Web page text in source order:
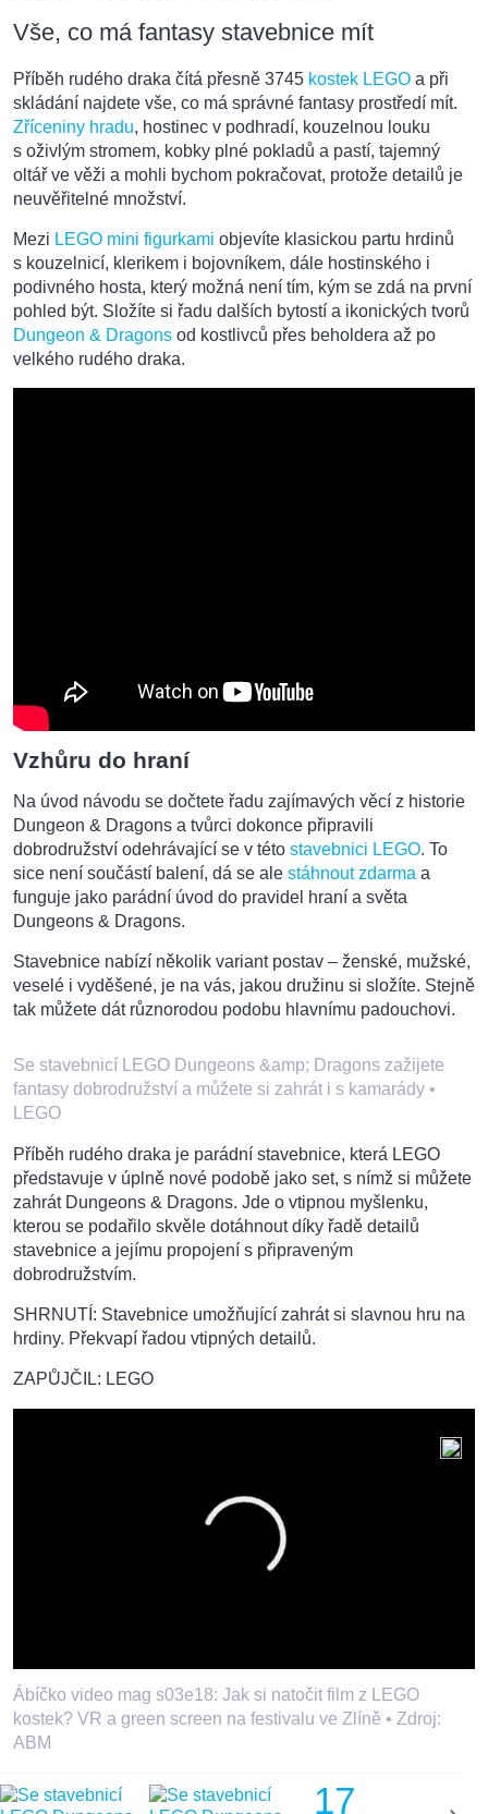
Vše, co má fantasy stavebnice mít
Příběh rudého draka čítá přesně 3745 kostek LEGO a při
skládání najdete vše, co má správné fantasy prostředí mít.
Zříceniny hradu, hostinec v podhradí, kouzelnou louku
s oživlým stromem, kobky plné pokladů a pastí, tajemný
oltář ve věži a mohli bychom pokračovat, protože detailů je
neuvěřitelné množství.
Mezi LEGO mini figurkami objevíte klasickou partu hrdinů
s kouzelnicí, klerikem i bojovníkem, dále hostinského i
podivného hosta, který možná není tím, kým se zdá na první
pohled být. Složíte si řadu dalších bytostí a ikonických tvorů
Dungeon & Dragons od kostlivců přes beholdera až po
velkého rudého draka.
Vzhůru do hraní
Na úvod návodu se dočtete řadu zajímavých věcí z historie
Dungeon & Dragons a tvůrci dokonce připravili
dobrodružství odehrávající se v této stavebnici LEGO. To
sice není součástí balení, dá se ale stáhnout zdarma a
funguje jako parádní úvod do pravidel hraní a světa
Dungeons & Dragons.
Stavebnice nabízí několik variant postav – ženské, mužské,
veselé i vyděšené, je na vás, jakou družinu si složíte. Stejně
tak můžete dát různorodou podobu hlavnímu padouchovi.
Se stavebnicí LEGO Dungeons &amp; Dragons zažijete
fantasy dobrodružství a můžete si zahrát i s kamarády •
LEGO
Příběh rudého draka je parádní stavebnice, která LEGO
představuje v úplně nové podobě jako set, s nímž si můžete
zahrát Dungeons & Dragons. Jde o vtipnou myšlenku,
kterou se podařilo skvěle dotáhnout díky řadě detailů
stavebnice a jejímu propojení s připraveným
dobrodružstvím.
SHRNUTÍ: Stavebnice umožňující zahrát si slavnou hru na
hrdiny. Překvapí řadou vtipných detailů.
ZAPŮJČIL: LEGO
Ábíčko video mag s03e18: Jak si natočit film z LEGO
kostek? VR a green screen na festivalu ve Zlíně • Zdroj:
ABM
17